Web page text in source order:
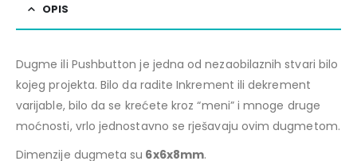
OPIS
Dugme ili Pushbutton je jedna od nezaobilaznih stvari bilo
kojeg projekta. Bilo da radite Inkrement ili dekrement
varijable, bilo da se krećete kroz “meni” i mnoge druge
moćnosti, vrlo jednostavno se rješavaju ovim dugmetom.
Dimenzije dugmeta su 6x6x8mm.